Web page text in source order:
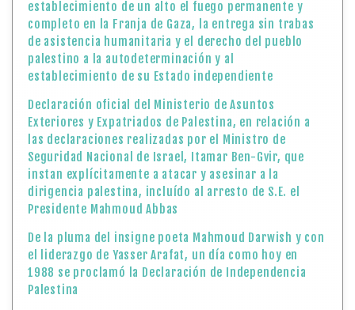
establecimiento de un alto el fuego permanente y
completo en la Franja de Gaza, la entrega sin trabas
de asistencia humanitaria y el derecho del pueblo
palestino a la autodeterminación y al
establecimiento de su Estado independiente
Declaración oficial del Ministerio de Asuntos
Exteriores y Expatriados de Palestina, en relación a
las declaraciones realizadas por el Ministro de
Seguridad Nacional de Israel, Itamar Ben-Gvir, que
instan explícitamente a atacar y asesinar a la
dirigencia palestina, incluído al arresto de S.E. el
Presidente Mahmoud Abbas
De la pluma del insigne poeta Mahmoud Darwish y con
el liderazgo de Yasser Arafat, un día como hoy en
1988 se proclamó la Declaración de Independencia
Palestina